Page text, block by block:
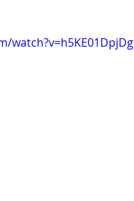
watch?v=h5KE01DpjDg